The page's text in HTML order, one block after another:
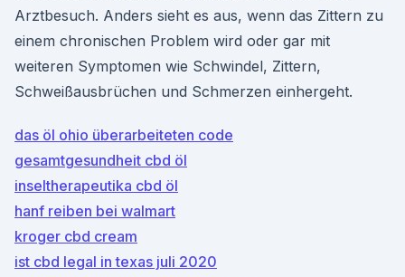
Arztbesuch. Anders sieht es aus, wenn das Zittern zu
einem chronischen Problem wird oder gar mit
weiteren Symptomen wie Schwindel, Zittern,
Schweißausbrüchen und Schmerzen einhergeht.
das öl ohio überarbeiteten code
gesamtgesundheit cbd öl
inseltherapeutika cbd öl
hanf reiben bei walmart
kroger cbd cream
ist cbd legal in texas juli 2020